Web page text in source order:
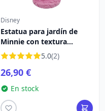
Disney
Estatua para jardín de
Minnie con textura
aterciopelada – Disney
Mickey y amigos
5.0(2)
26,90 €
En stock